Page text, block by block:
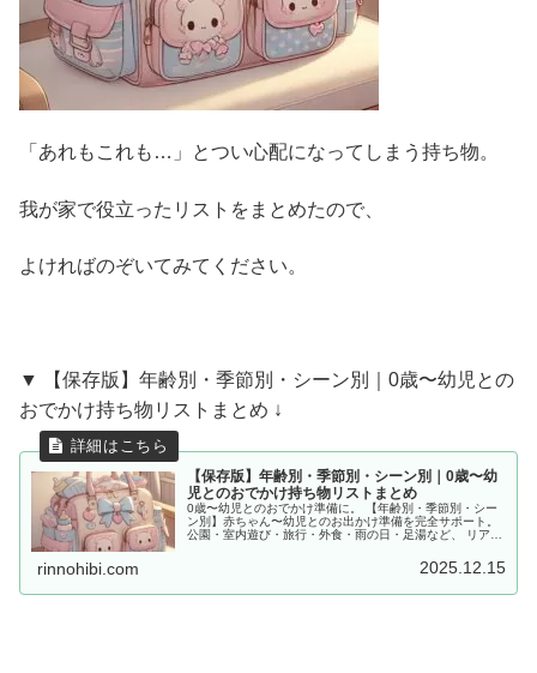
「あれもこれも…」とつい心配になってしまう持ち物。
我が家で役立ったリストをまとめたので、
よければのぞいてみてください。
▼ 【保存版】年齢別・季節別・シーン別｜0歳〜幼児との
おでかけ持ち物リストまとめ ↓
【保存版】年齢別・季節別・シーン別｜0歳〜幼
児とのおでかけ持ち物リストまとめ
0歳〜幼児とのおでかけ準備に。 【年齢別・季節別・シー
ン別】赤ちゃん〜幼児とのお出かけ準備を完全サポート。
公園・室内遊び・旅行・外食・雨の日・足湯など、 リアル
rinnohibi.com 2025.12.15